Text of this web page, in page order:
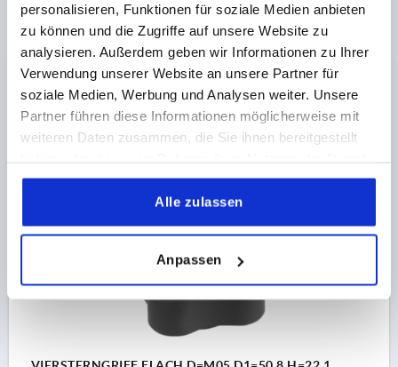
personalisieren, Funktionen für soziale Medien anbieten
zu können und die Zugriffe auf unsere Website zu
analysieren. Außerdem geben wir Informationen zu Ihrer
Verwendung unserer Website an unsere Partner für
soziale Medien, Werbung und Analysen weiter. Unsere
Partner führen diese Informationen möglicherweise mit
weiteren Daten zusammen, die Sie ihnen bereitgestellt
gesammelt haben.
Alle zulassen
Anpassen
GEWINDE=M10
AUSSENDURCHMESSER=44,5
GEWINDETIEFE=12,5
FORM=K D2=17,5
HÖHE=19,3
H1=3,3
Bestellnummer:K0278.4410
2,77 CHF
DETAILS